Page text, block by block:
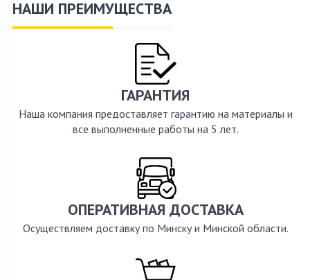
НАШИ ПРЕИМУЩЕСТВА
ГАРАНТИЯ
Наша компания предоставляет гарантию на материалы и
все выполненные работы на 5 лет.
ОПЕРАТИВНАЯ ДОСТАВКА
Осуществляем доставку по Минску и Минской области.